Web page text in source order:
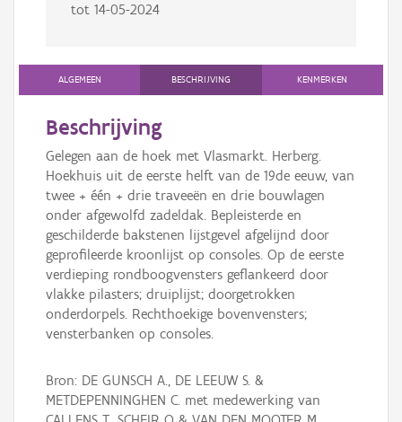
tot 14-05-2024
ALGEMEEN BESCHRIJVING KENMERKEN
Beschrijving
Gelegen aan de hoek met Vlasmarkt. Herberg.
Hoekhuis uit de eerste helft van de 19de eeuw, van
twee + één + drie traveeën en drie bouwlagen
onder afgewolfd zadeldak. Bepleisterde en
geschilderde bakstenen lijstgevel afgelijnd door
geprofileerde kroonlijst op consoles. Op de eerste
verdieping rondboogvensters geflankeerd door
vlakke pilasters; druiplijst; doorgetrokken
onderdorpels. Rechthoekige bovenvensters;
vensterbanken op consoles.
Bron: DE GUNSCH A., DE LEEUW S. &
METDEPENNINGHEN C. met medewerking van